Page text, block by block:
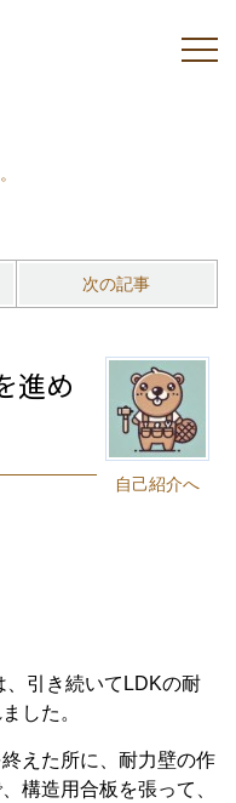
次の記事
自己紹介へ
進め
、引き続いてLDKの耐
した。
えた所に、耐力壁の作
構造用合板を張って、